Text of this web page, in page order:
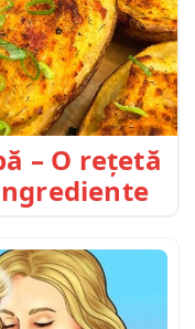
– O rețetă